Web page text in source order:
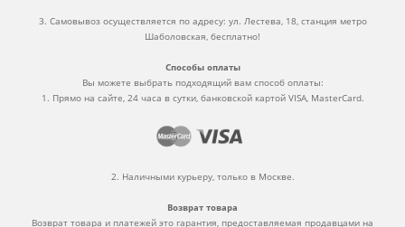
3. Самовывоз осуществляется по адресу: ул. Лестева, 18, станция метро
Шаболовская, бесплатно!
Способы оплаты
Вы можете выбрать подходящий вам способ оплаты:
1. Прямо на сайте, 24 часа в сутки, банковской картой VISA, MasterCard.
2. Наличными курьеру, только в Москве.
Возврат товара
Возврат товара и платежей это гарантия, предоставляемая продавцами на